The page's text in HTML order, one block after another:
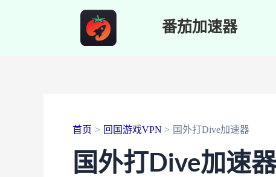
番茄加速器
首页 回国游戏VPN 国外打Dive加速器
国外打Dive加速